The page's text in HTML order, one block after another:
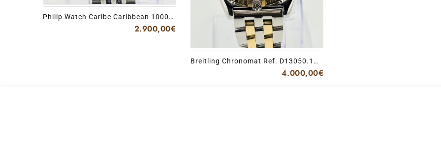
Philip Watch Caribe Caribbean 1000
Albino original rice beads bracelet
2.900,00€
Breitling Chronomat Ref. D13050.1
4.000,00€